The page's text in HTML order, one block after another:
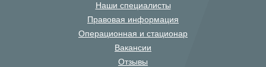
Наши специалисты
Правовая информация
Операционная и стационар
Вакансии
Отзывы